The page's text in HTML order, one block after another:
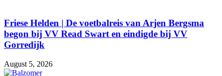
Friese Helden | De voetbalreis van Arjen Bergsma
begon bij VV Read Swart en eindigde bij VV
Gorredijk
August 5, 2026